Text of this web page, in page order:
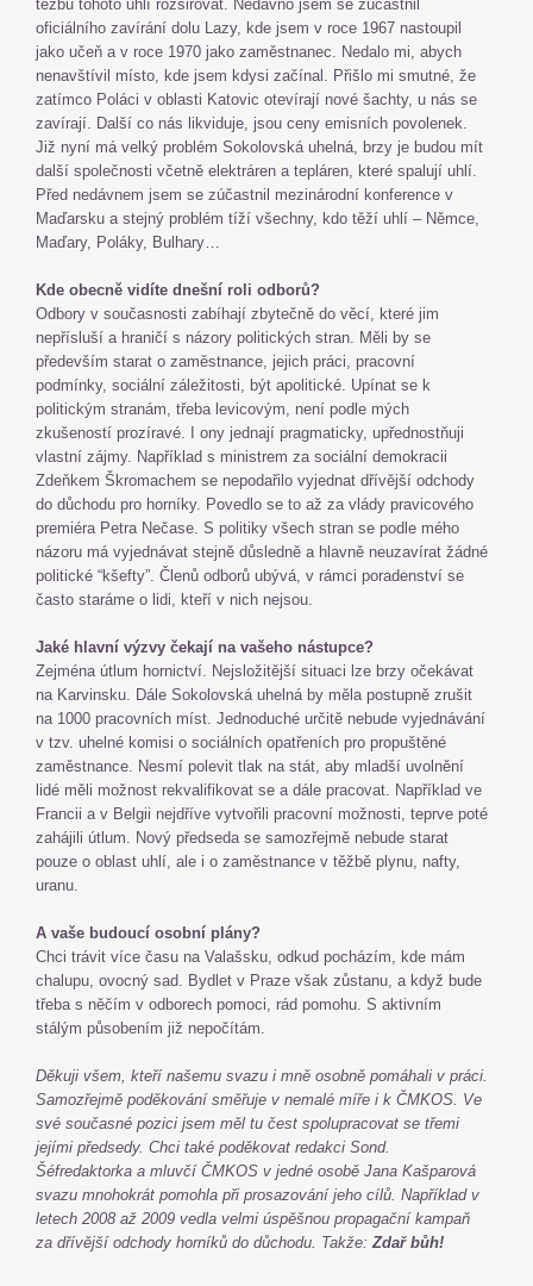
těžbu tohoto uhlí rozšiřovat. Nedávno jsem se zúčastnil
oficiálního zavírání dolu Lazy, kde jsem v roce 1967 nastoupil
jako učeň a v roce 1970 jako zaměstnanec. Nedalo mi, abych
nenavštívil místo, kde jsem kdysi začínal. Přišlo mi smutné, že
zatímco Poláci v oblasti Katovic otevírají nové šachty, u nás se
zavírají. Další co nás likviduje, jsou ceny emisních povolenek.
Již nyní má velký problém Sokolovská uhelná, brzy je budou mít
další společnosti včetně elektráren a tepláren, které spalují uhlí.
Před nedávnem jsem se zúčastnil mezinárodní konference v
Maďarsku a stejný problém tíží všechny, kdo těží uhlí – Němce,
Maďary, Poláky, Bulhary…
Kde obecně vidíte dnešní roli odborů?
Odbory v současnosti zabíhají zbytečně do věcí, které jim
nepřísluší a hraničí s názory politických stran. Měli by se
především starat o zaměstnance, jejich práci, pracovní
podmínky, sociální záležitosti, být apolitické. Upínat se k
politickým stranám, třeba levicovým, není podle mých
zkušeností prozíravé. I ony jednají pragmaticky, upřednostňuji
vlastní zájmy. Například s ministrem za sociální demokracii
Zdeňkem Škromachem se nepodařilo vyjednat dřívější odchody
do důchodu pro horníky. Povedlo se to až za vlády pravicového
premiéra Petra Nečase. S politiky všech stran se podle mého
názoru má vyjednávat stejně důsledně a hlavně neuzavírat žádné
politické “kšefty”. Členů odborů ubývá, v rámci poradenství se
často staráme o lidi, kteří v nich nejsou.
Jaké hlavní výzvy čekají na vašeho nástupce?
Zejména útlum hornictví. Nejsložitější situaci lze brzy očekávat
na Karvinsku. Dále Sokolovská uhelná by měla postupně zrušit
na 1000 pracovních míst. Jednoduché určitě nebude vyjednávání
v tzv. uhelné komisi o sociálních opatřeních pro propuštěné
zaměstnance. Nesmí polevit tlak na stát, aby mladší uvolnění
lidé měli možnost rekvalifikovat se a dále pracovat. Například ve
Francii a v Belgii nejdříve vytvořili pracovní možnosti, teprve poté
zahájili útlum. Nový předseda se samozřejmě nebude starat
pouze o oblast uhlí, ale i o zaměstnance v těžbě plynu, nafty,
uranu.
A vaše budoucí osobní plány?
Chci trávit více času na Valašsku, odkud pocházím, kde mám
chalupu, ovocný sad. Bydlet v Praze však zůstanu, a když bude
třeba s něčím v odborech pomoci, rád pomohu. S aktivním
stálým působením již nepočítám.
Děkuji všem, kteří našemu svazu i mně osobně pomáhali v práci.
Samozřejmě poděkování směřuje v nemalé míře i k ČMKOS. Ve
své současné pozici jsem měl tu čest spolupracovat se třemi
jejími předsedy. Chci také poděkovat redakci Sond.
Šéfredaktorka a mluvčí ČMKOS v jedné osobě Jana Kašparová
svazu mnohokrát pomohla při prosazování jeho cílů. Například v
letech 2008 až 2009 vedla velmi úspěšnou propagační kampaň
za dřívější odchody horníků do důchodu. Takže:Zdař bůh!